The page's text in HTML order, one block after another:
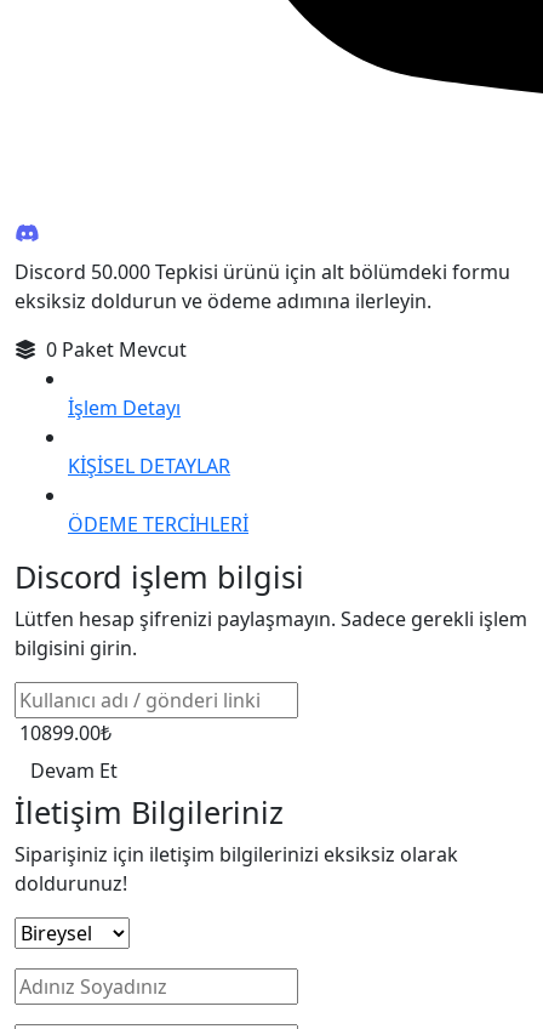
Discord 50.000 Tepkisi ürünü için alt bölümdeki formu
eksiksiz doldurun ve ödeme adımına ilerleyin.
0 Paket Mevcut
İşlem Detayı
KİŞİSEL DETAYLAR
ÖDEME TERCİHLERİ
Discord işlem bilgisi
Lütfen hesap şifrenizi paylaşmayın. Sadece gerekli işlem
bilgisini girin.
10899.00₺
Devam Et
İletişim Bilgileriniz
Siparişiniz için iletişim bilgilerinizi eksiksiz olarak
doldurunuz!